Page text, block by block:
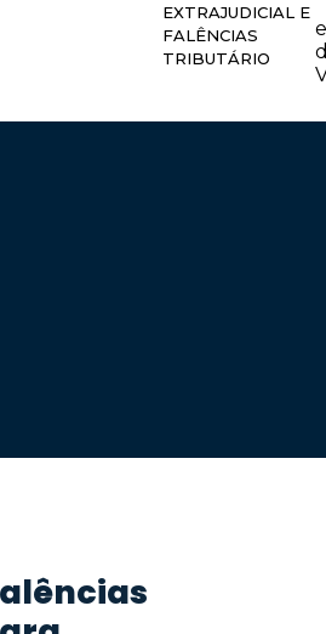
EXTRAJUDICIAL E
FALÊNCIAS
TRIBUTÁRIO